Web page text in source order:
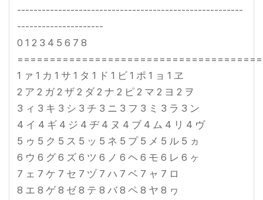
-------------------------------------------------------
---------------------
0 1 2 3 4 5 6 7 8
1 ァ 1 カ 1 サ 1 タ 1 ド 1 ビ 1 ポ 1 ョ 1 ヱ
2 ア 2 ガ 2 ザ 2 ダ 2 ナ 2 ピ 2 マ 2 ヨ 2 ヲ
3 ィ 3 キ 3 シ 3 チ 3 ニ 3 フ 3 ミ 3 ラ 3 ン
4 イ 4 ギ 4 ジ 4 ヂ 4 ヌ 4 ブ 4 ム 4 リ 4 ヴ
5 ゥ 5 ク 5 ス 5 ッ 5 ネ 5 プ 5 メ 5 ル 5 ヵ
6 ウ 6 グ 6 ズ 6 ツ 6 ノ 6 ヘ 6 モ 6 レ 6 ヶ
7 ェ 7 ケ 7 セ 7 ヅ 7 ハ 7 ベ 7 ャ 7 ロ
8 エ 8 ゲ 8 ゼ 8 テ 8 バ 8 ペ 8 ヤ 8 ヮ